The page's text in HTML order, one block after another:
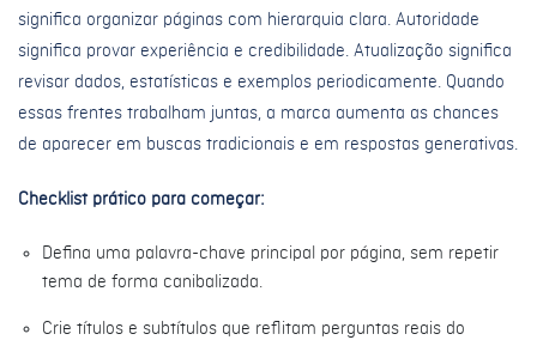
significa organizar páginas com hierarquia clara. Autoridade
significa provar experiência e credibilidade. Atualização significa
revisar dados, estatísticas e exemplos periodicamente. Quando
essas frentes trabalham juntas, a marca aumenta as chances
de aparecer em buscas tradicionais e em respostas generativas.
Checklist prático para começar:
Defina uma palavra-chave principal por página, sem repetir
tema de forma canibalizada.
Crie títulos e subtítulos que reflitam perguntas reais do